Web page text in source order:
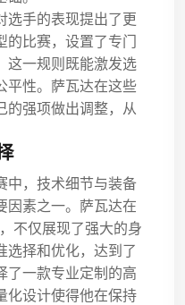
选手的表现提出了更
的比赛，设置了专门
这一规则既能激发选
平性。萨瓦达在这些
的强项做出调整，从
中，技术细节与装备
因素之一。萨瓦达在
不仅展现了强大的身
选择和优化，达到了
了一款专业定制的高
化设计使得他在保持